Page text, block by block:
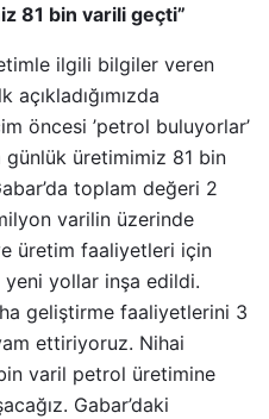
81 bin varili geçti”
ilgili bilgiler veren
açıkladığımızda
öncesi ’petrol buluyorlar’
günlük üretimimiz 81 bin
toplam değeri 2
varilin üzerinde
üretim faaliyetleri için
yollar inşa edildi.
geliştirme faaliyetlerini 3
ettiriyoruz. Nihai
varil petrol üretimine
Gabar’daki